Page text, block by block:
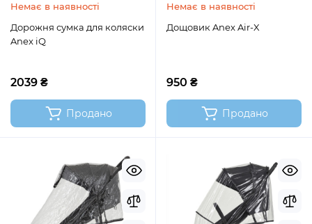
Немає в наявності
Дорожня сумка для коляски
Anex iQ
2039 ₴
Продано
Немає в наявності
Дощовик Anex Air-X
950 ₴
Продано